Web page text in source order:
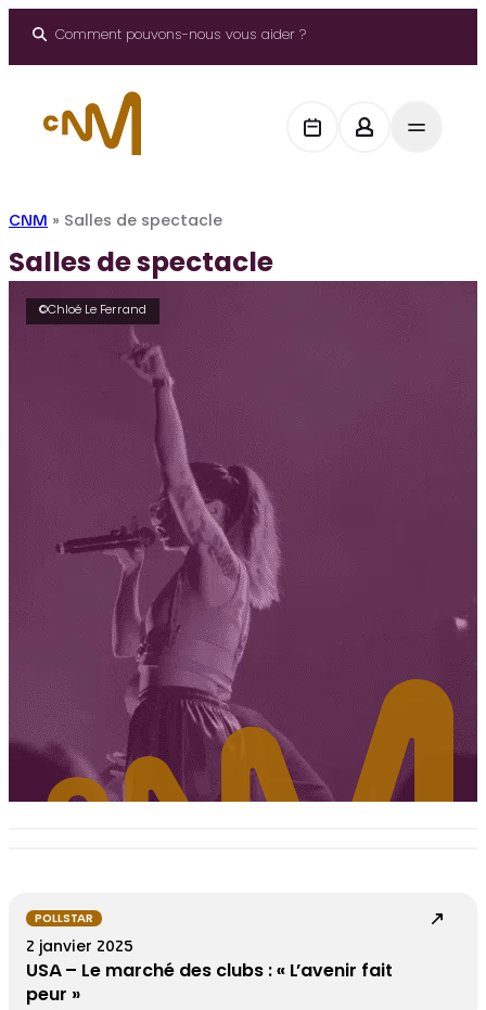
Comment pouvons-nous vous aider ?
CNM » Salles de spectacle
Salles de spectacle
©Chloé Le Ferrand
POLLSTAR
2 janvier 2025
USA – Le marché des clubs : « L’avenir fait
peur »